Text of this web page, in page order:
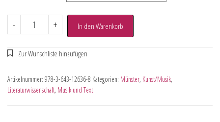
- + In den Warenkorb
Artikelnummer: 978-3-643-12636-8 Kategorien: Münster, Kunst/Musik,
Literaturwissenschaft, Musik und Text